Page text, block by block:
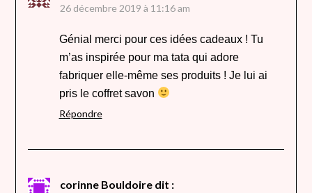
26 décembre 2019 à 11:16 am
Génial merci pour ces idées cadeaux ! Tu
m’as inspirée pour ma tata qui adore
fabriquer elle-même ses produits ! Je lui ai
pris le coffret savon
Répondre
corinne Bouldoire dit :